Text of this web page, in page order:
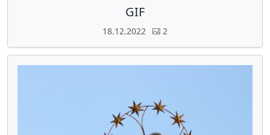
GIF
18.12.2022 2